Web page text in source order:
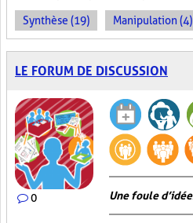
Synthèse (19) Manipulation (4)
LE FORUM DE DISCUSSION
0 Une foule